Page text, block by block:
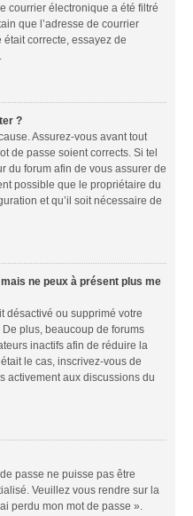
courrier électronique a été filtré
que l’adresse de courrier
correcte, essayez de
?
Assurez-vous avant tout
de passe soient corrects. Si tel
du forum afin de vous assurer de
possible que le propriétaire du
et qu’il soit nécessaire de
ne peux à présent plus me
désactivé ou supprimé votre
plus, beaucoup de forums
inactifs afin de réduire la
le cas, inscrivez-vous de
activement aux discussions du
passe ne puisse pas être
Veuillez vous rendre sur la
perdu mon mot de passe ».